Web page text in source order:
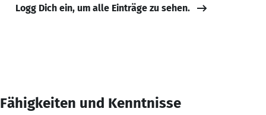
Logg Dich ein, um alle Einträge zu sehen.
Fähigkeiten und Kenntnisse